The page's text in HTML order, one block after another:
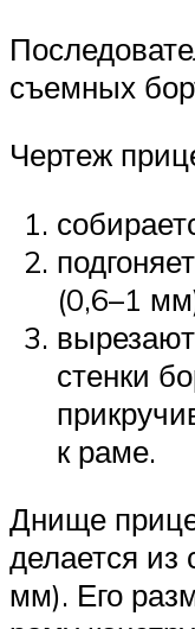
съемных
Чертеж
(0,6–1
стенки
к раме.
Днище
делается из
мм). Его